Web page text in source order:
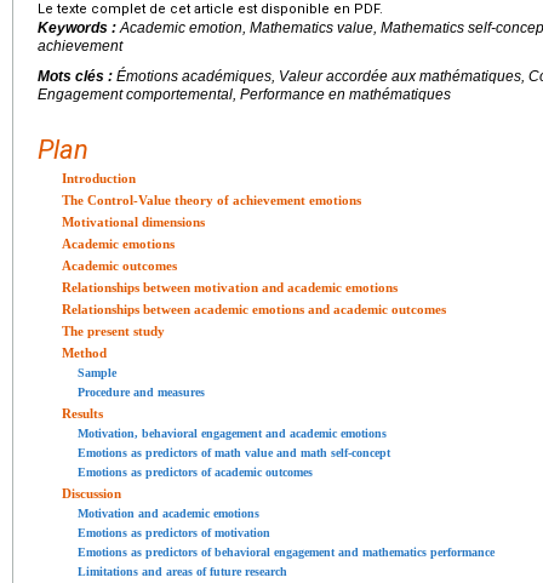
Le texte complet de cet article est disponible en PDF.
Keywords :Academic emotion, Mathematics value, Mathematics self-
achievement
Mots clés : Émotions académiques, Valeur accordée aux mathématiques,
Engagement comportemental, Performance en mathématiques
Plan
Introduction
The Control-Value theory of achievement emotions
Motivational dimensions
Academic emotions
Academic outcomes
Relationships between motivation and academic emotions
Relationships between academic emotions and academic outcomes
The present study
Method
Sample
Procedure and measures
Results
Motivation, behavioral engagement and academic emotions
Emotions as predictors of math value and math self-concept
Emotions as predictors of academic outcomes
Discussion
Motivation and academic emotions
Emotions as predictors of motivation
Emotions as predictors of behavioral engagement and mathematics performance
Limitations and areas of future research